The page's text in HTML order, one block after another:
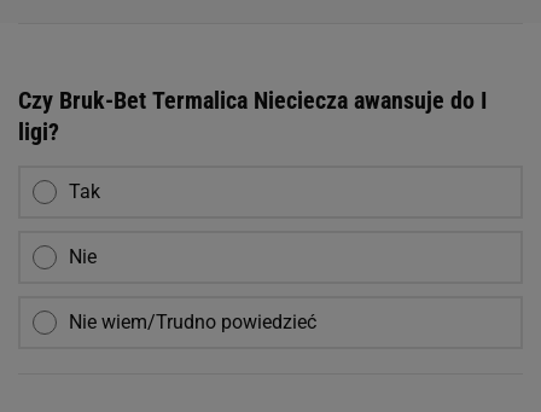
Czy Bruk-Bet Termalica Nieciecza awansuje do I
ligi?
Tak
Nie
Nie wiem/Trudno powiedzieć